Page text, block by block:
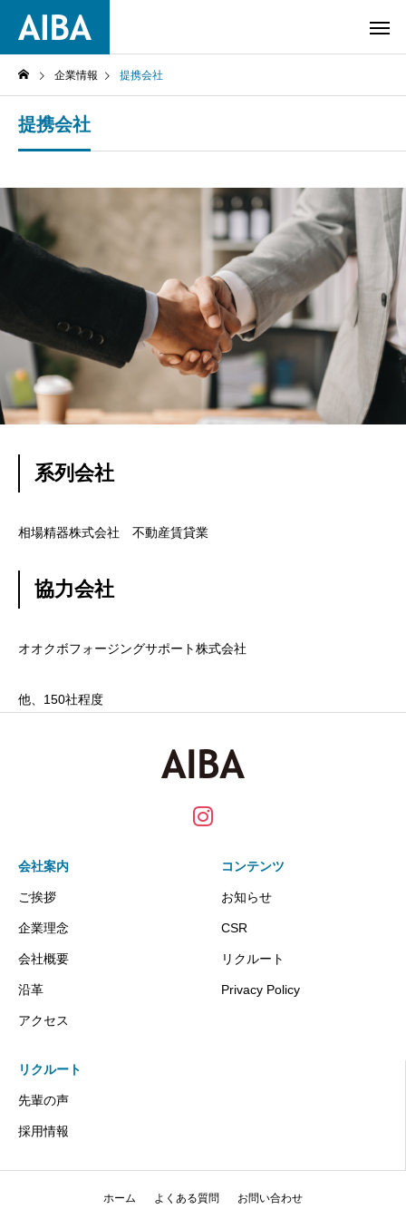
企業情報 提携会社
提携会社
系列会社
相場精器株式会社 不動産賃貸業
協力会社
オオクボフォージングサポート株式会社
他、150社程度
会社案内
ご挨拶
企業理念
会社概要
沿革
アクセス
コンテンツ
お知らせ
CSR
リクルート
Privacy Policy
リクルート
先輩の声
採用情報
ホーム よくある質問 お問い合わせ